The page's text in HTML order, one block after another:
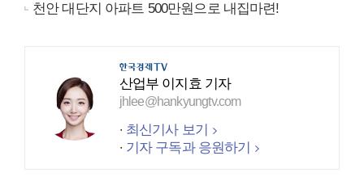
천안 대단지 아파트 500만원으로 내집마련!
산업부 이지효 기자
jhlee@hankyungtv.com
최신기사 보기
기자 구독과 응원하기